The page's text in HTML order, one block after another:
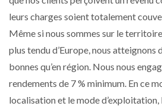
leurs charges soient totalement
Même si nous sommes sur le
plus tendu d’Europe, nous atteignons
bonnes qu’en région. Nous nous
rendements de 7 % minimum. En ce
localisation et le mode